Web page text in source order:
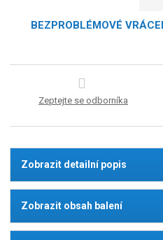
BEZPROBLÉMOVÉ
Zeptejte se odborníka
Zobrazit detailní popis
Zobrazit obsah balení